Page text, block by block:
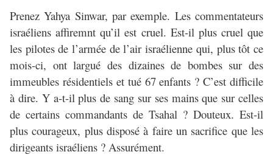
Prenez Yahya Sinwar, par exemple. Les commentateurs
israéliens affiremnt qu’il est cruel. Est-il plus cruel que
les pilotes de l’armée de l’air israélienne qui, plus tôt ce
mois-ci, ont largué des dizaines de bombes sur des
immeubles résidentiels et tué 67 enfants ? C’est difficile
à dire. Y a-t-il plus de sang sur ses mains que sur celles
de certains commandants de Tsahal ? Douteux. Est-il
plus courageux, plus disposé à faire un sacrifice que les
dirigeants israéliens ? Assurément.